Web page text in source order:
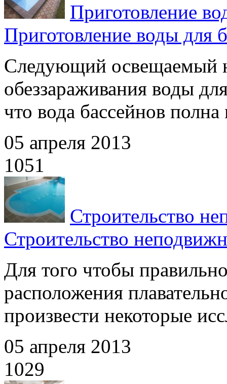
Приготовление
Приготовление воды для
Следующий освещаемый
обеззараживания воды
что вода бассейнов
05 апреля 2013
1051
Строительство
Строительство
Для того чтобы
расположения
произвести некоторые
05 апреля 2013
1029